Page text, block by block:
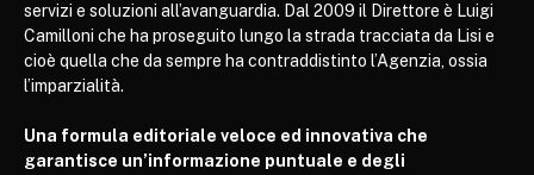
servizi e soluzioni all’avanguardia. Dal 2009 il Direttore è Luigi
Camilloni che ha proseguito lungo la strada tracciata da Lisi e
cioè quella che da sempre ha contraddistinto l’Agenzia, ossia
l’imparzialità.
Una formula editoriale veloce ed innovativa che
garantisce un’informazione puntuale e degli